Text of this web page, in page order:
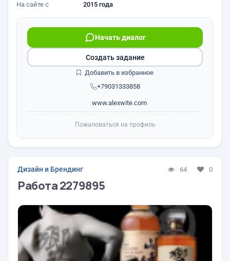
На сайте с
2015 года
+79031333858
Начать диалог
www.alexwite.com
Создать задание
Добавить в избранное
Пожаловаться на профиль
Дизайн и Брендинг 64 0
Работа 2279895